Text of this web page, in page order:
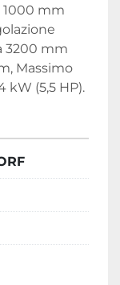
1000 mm
3200 mm
Massimo
(5,5 HP).